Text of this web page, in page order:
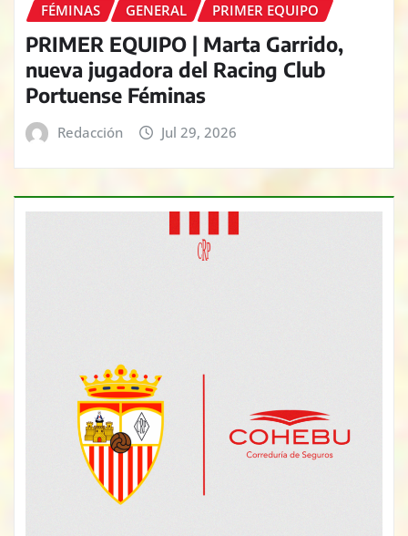
FÉMINAS GENERAL PRIMER EQUIPO
PRIMER EQUIPO | Marta Garrido,
nueva jugadora del Racing Club
Portuense Féminas
Redacción Jul 29, 2026